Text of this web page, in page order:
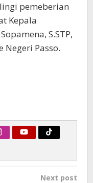
pemeberian
Kepala
S.STP,
Negeri Passo.
Next post